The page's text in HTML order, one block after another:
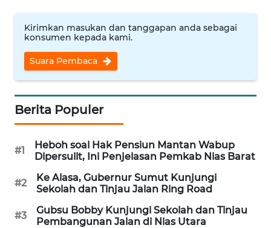
Kirimkan masukan dan tanggapan anda sebagai
konsumen kepada kami.
Suara Pembaca
Berita Populer
#1
Heboh soal Hak Pensiun Mantan Wabup
Dipersulit, Ini Penjelasan Pemkab Nias Barat
#2
Ke Alasa, Gubernur Sumut Kunjungi
Sekolah dan Tinjau Jalan Ring Road
#3
Gubsu Bobby Kunjungi Sekolah dan Tinjau
Pembangunan Jalan di Nias Utara
LKKI
KOPEKLIN
KONSUMEN